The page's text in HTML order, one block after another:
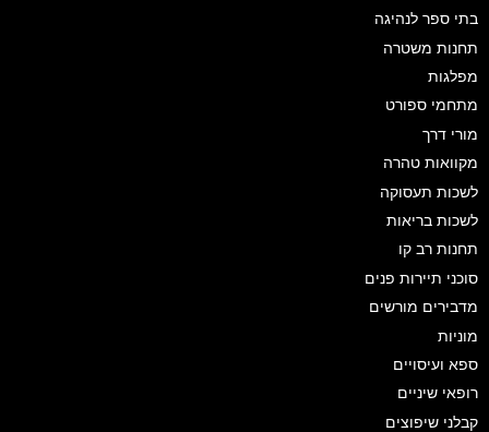
בתי ספר לנהיגה
תחנות משטרה
מפלגות
מתחמי ספורט
מורי דרך
מקוואות טהרה
לשכות תעסוקה
לשכות בריאות
תחנות רב קו
סוכני תיירות פנים
מדבירים מורשים
מוניות
ספא ועיסויים
רופאי שיניים
קבלני שיפוצים